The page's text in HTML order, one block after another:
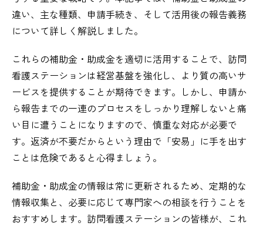
違い、主な種類、申請手続き、そして活用後の報告義務
について詳しく解説しました。
これらの補助金・助成金を適切に活用することで、訪問
看護ステーションは経営基盤を強化し、より質の高いサ
ービスを提供することが期待できます。しかし、申請か
ら報告までの一連のプロセスをしっかり理解しないと痛
い目に遭うことになりますので、慎重な対応が必要で
す。返済が不要だからという理由で「安易」に手を出す
ことは危険であると心得ましょう。
補助金・助成金の情報は常に更新されるため、定期的な
情報収集と、必要に応じて専門家への相談を行うことを
おすすめします。訪問看護ステーションの皆様が、これ